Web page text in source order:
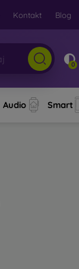
Kontakt Blog
0
Audio Smart